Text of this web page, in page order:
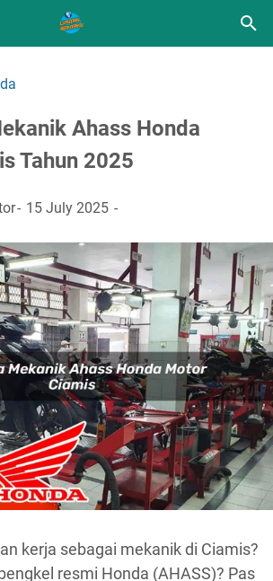
Ahass Honda
Tahun 2025
15 July 2025
kerja sebagai mekanik di Ciamis?
resmi Honda (AHASS)? Pas